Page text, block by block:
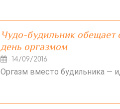
Чудо-будильник
день оргазмом
14/09/2016
Оргазм вместо будильника —